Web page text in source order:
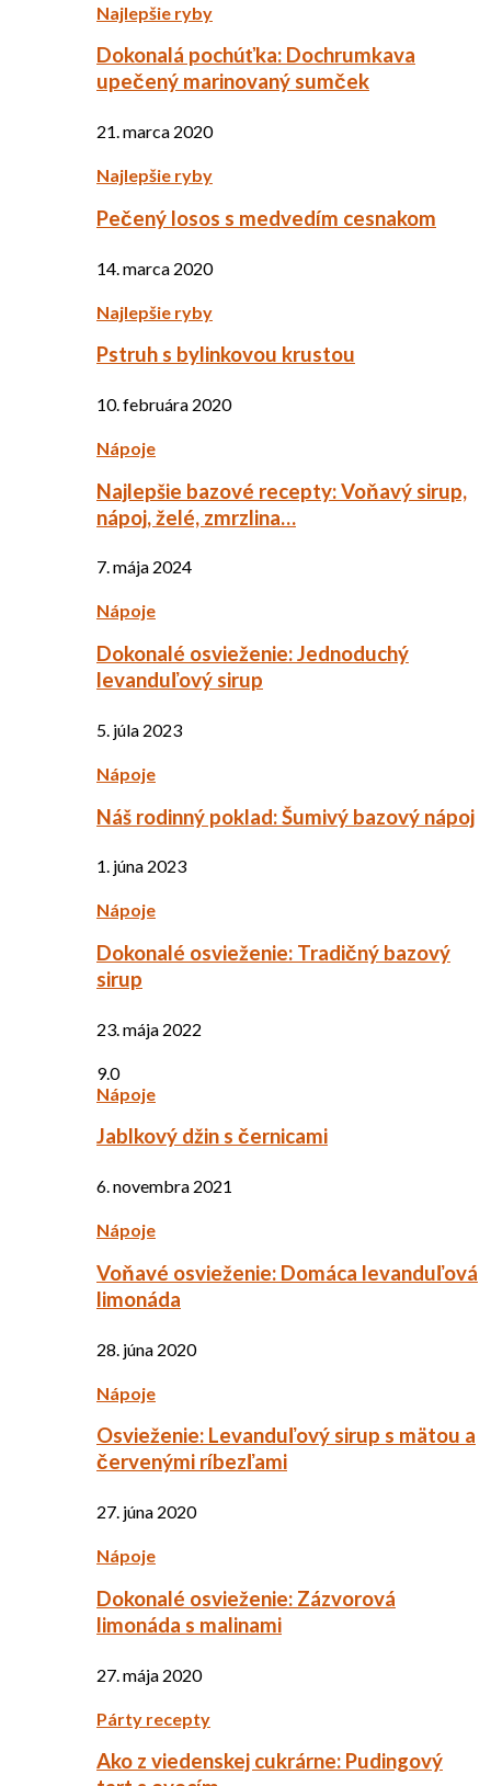
Najlepšie ryby
Dokonalá pochúťka: Dochrumkava
upečený marinovaný sumček
21. marca 2020
Najlepšie ryby
Pečený losos s medvedím cesnakom
14. marca 2020
Najlepšie ryby
Pstruh s bylinkovou krustou
10. februára 2020
Nápoje
Najlepšie bazové recepty: Voňavý sirup,
nápoj, želé, zmrzlina…
7. mája 2024
Nápoje
Dokonalé osvieženie: Jednoduchý
levanduľový sirup
5. júla 2023
Nápoje
Náš rodinný poklad: Šumivý bazový nápoj
1. júna 2023
Nápoje
Dokonalé osvieženie: Tradičný bazový
sirup
23. mája 2022
9.0
Nápoje
Jablkový džin s černicami
6. novembra 2021
Nápoje
Voňavé osvieženie: Domáca levanduľová
limonáda
28. júna 2020
Nápoje
Osvieženie: Levanduľový sirup s mätou a
červenými ríbezľami
27. júna 2020
Nápoje
Dokonalé osvieženie: Zázvorová
limonáda s malinami
27. mája 2020
Párty recepty
Ako z viedenskej cukrárne: Pudingový